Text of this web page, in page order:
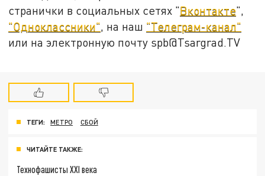
странички в социальных сетях "Вконтакте",
"Одноклассники", на наш "Телеграм-канал"
или на электронную почту spb@Tsargrad.TV
ТЕГИ: МЕТРО СБОЙ
ЧИТАЙТЕ ТАКЖЕ:
Технофашисты XXI века